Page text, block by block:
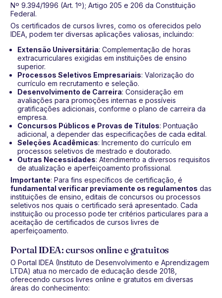
Nº 9.394/1996 (Art. 1º); Artigo 205 e 206 da Constituição
Federal.
Os certificados de cursos livres, como os oferecidos pelo
IDEA, podem ter diversas aplicações valiosas, incluindo:
Extensão Universitária: Complementação de horas
extracurriculares exigidas em instituições de ensino
superior.
Processos Seletivos Empresariais: Valorização do
currículo em recrutamento e seleção.
Desenvolvimento de Carreira: Consideração em
avaliações para promoções internas e possíveis
gratificações adicionais, conforme o plano de carreira da
empresa.
Concursos Públicos e Provas de Títulos: Pontuação
adicional, a depender das especificações de cada edital.
Seleções Acadêmicas: Incremento do currículo em
processos seletivos de mestrado e doutorado.
Outras Necessidades: Atendimento a diversos requisitos
de atualização e aperfeiçoamento profissional.
Importante: Para fins específicos de certificação, é
fundamental verificar previamente os regulamentos das
instituições de ensino, editais de concursos ou processos
seletivos nos quais o certificado será apresentado. Cada
instituição ou processo pode ter critérios particulares para a
aceitação de certificados de cursos livres de
aperfeiçoamento.
Portal IDEA: cursos online e gratuitos
O Portal IDEA (Instituto de Desenvolvimento e Aprendizagem
LTDA) atua no mercado de educação desde 2018,
oferecendo cursos livres online e gratuitos em diversas
áreas do conhecimento: